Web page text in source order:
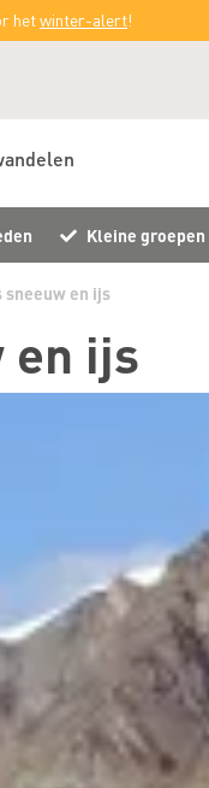
hetwinter-alert!
Kleine groepen
sneeuw en ijs
en ijs